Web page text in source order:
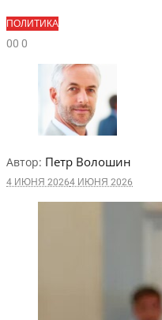
ПОЛИТИКА
000
Автор: Петр Волошин
4 ИЮНЯ 20264 ИЮНЯ 2026